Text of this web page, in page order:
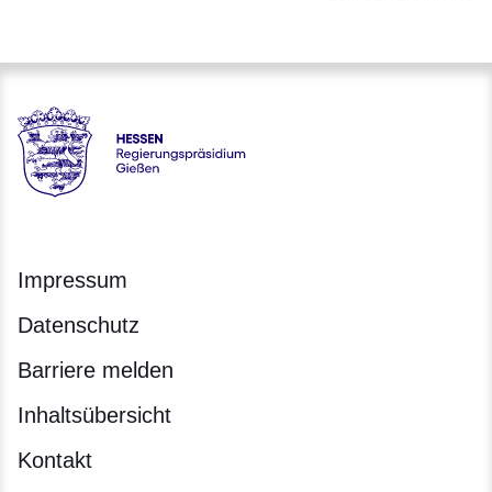
Hessen - Regierungspräsidium Gießen
Impressum
Datenschutz
Barriere melden
Inhaltsübersicht
Kontakt